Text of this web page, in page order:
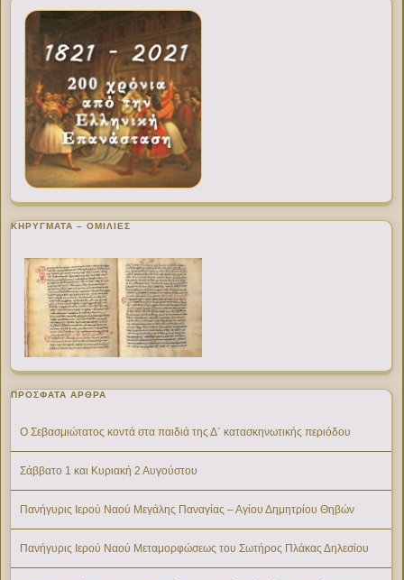
ΚΗΡΥΓΜΑΤΑ – ΟΜΙΛΙΕΣ
ΠΡΌΣΦΑΤΑ ΆΡΘΡΑ
Ο Σεβασμιώτατος κοντά στα παιδιά της Δ΄ κατασκηνωτικής περιόδου
Σάββατο 1 και Κυριακή 2 Αυγούστου
Πανήγυρις Ιερού Ναού Μεγάλης Παναγίας – Αγίου Δημητρίου Θηβών
Πανήγυρις Ιερού Ναού Μεταμορφώσεως του Σωτήρος Πλάκας Δηλεσίου